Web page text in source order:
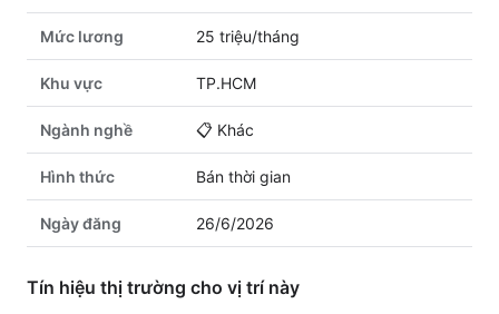
Mức lương 25 triệu/tháng
Khu vực TP.HCM
Ngành nghề 📋 Khác
Hình thức Bán thời gian
Ngày đăng 26/6/2026
Tín hiệu thị trường cho vị trí này